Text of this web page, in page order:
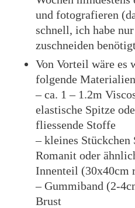
und fotografieren
schnell, ich habe
zuschneiden
Von Vorteil wäre es
folgende
– ca. 1 – 1.2m
elastische Spitze
fliessende Stoffe
– kleines Stückchen
Romanit oder
Innenteil (30x40cm
– Gummiband (2-
Brust